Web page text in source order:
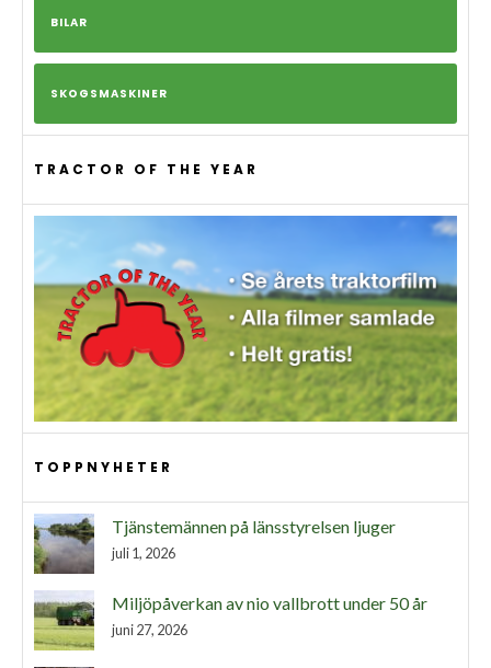
BILAR
SKOGSMASKINER
TRACTOR OF THE YEAR
TOPPNYHETER
Tjänstemännen på länsstyrelsen ljuger
juli 1, 2026
Miljöpåverkan av nio vallbrott under 50 år
juni 27, 2026